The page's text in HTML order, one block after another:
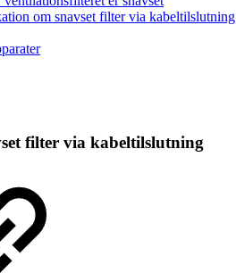
om snavset filter via kabeltilslutning
filter via kabeltilslutning